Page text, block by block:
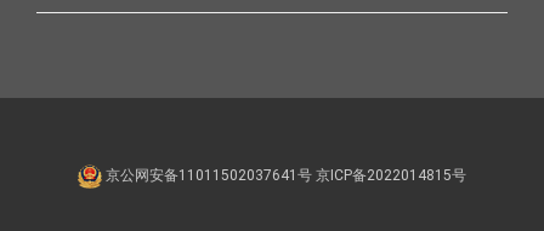
京公网安备11011502037641号 京ICP备2022014815号